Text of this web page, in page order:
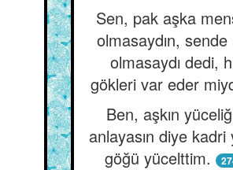
Sen, pak aşka
olmasaydın, sende
olmasaydı dedi,
gökleri var eder
Ben, aşkın
anlayasın diye kadri
göğü yücelttim.